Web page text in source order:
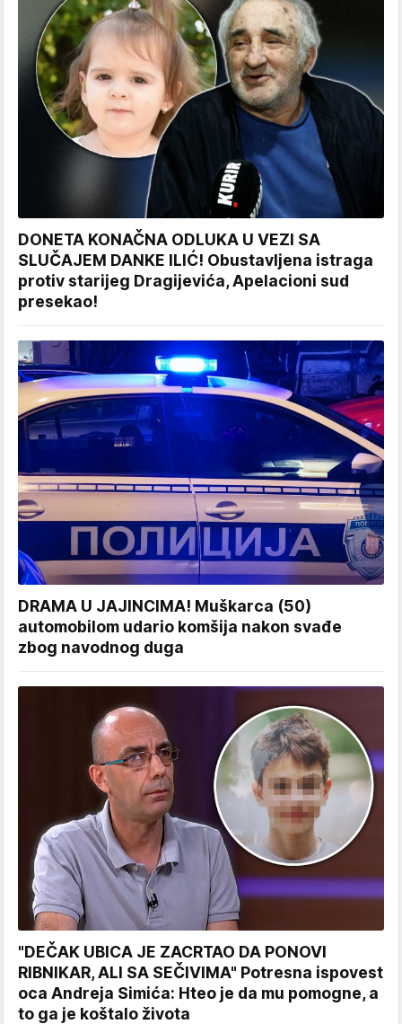
DONETA KONAČNA ODLUKA U VEZI SA
SLUČAJEM DANKE ILIĆ! Obustavljena istraga
protiv starijeg Dragijevića, Apelacioni sud
presekao!
DRAMA U JAJINCIMA! Muškarca (50)
automobilom udario komšija nakon svađe
zbog navodnog duga
"DEČAK UBICA JE ZACRTAO DA PONOVI
RIBNIKAR, ALI SA SEČIVIMA" Potresna ispovest
oca Andreja Simića: Hteo je da mu pomogne, a
to ga je koštalo života